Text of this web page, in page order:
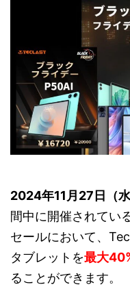
2024年11月27日（
間中に開催されてい
セールにおいて、
タブレットを最大
ることができます。